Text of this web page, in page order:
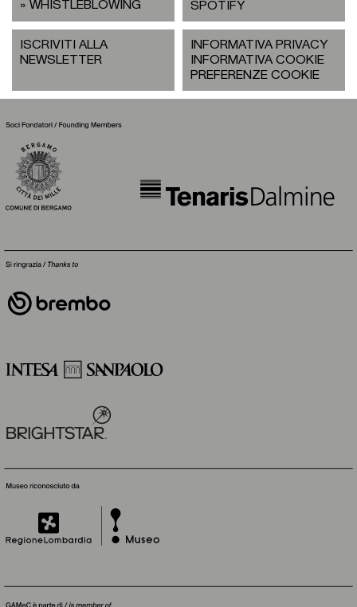
WHISTLEBLOWING
SPOTIFY
ISCRIVITI ALLA
NEWSLETTER
INFORMATIVA PRIVACY
INFORMATIVA COOKIE
PREFERENZE COOKIE